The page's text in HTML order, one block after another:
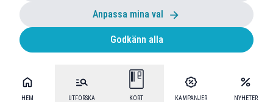
HEM UTFORSKA KORT KAMPANJER NYHETER
Anpassa mina val
Godkänn alla